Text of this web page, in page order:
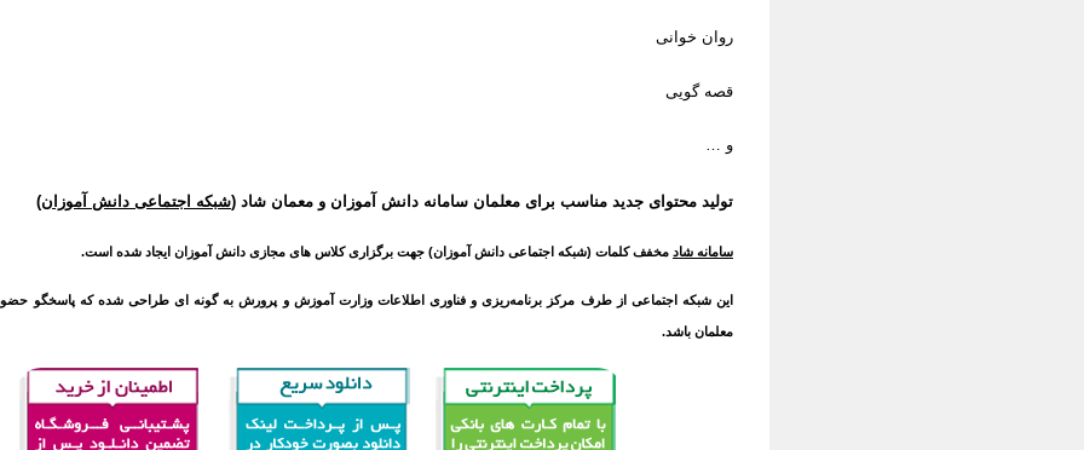
روان خوانی
قصه گویی
و …
تولید محتوای جدید مناسب برای معلمان سامانه دانش آموزان و معمان شاد (شبکه اجتماعی دانش آموزان)
سامانه شاد مخفف کلمات (شبکه اجتماعی دانش آموزان) جهت برگزاری کلاس های مجازی دانش آموزان ایجاد شده است.
این شبکه اجتماعی از طرف مرکز برنامه‌ریزی و فناوری اطلاعات وزارت آموزش و پرورش به گونه ای طراحی شده که پاسخگو
معلمان باشد.